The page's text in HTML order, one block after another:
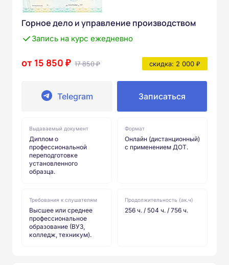
Горное дело и управление производством
Запись на курс ежедневно
от 15 850 ₽ 17 850 ₽ скидка: 2 000 ₽
Telegram Записаться
Выдаваемый документ
Диплом о
профессиональной
переподготовке
установленного
образца.
Формат
Онлайн (дистанционный)
с применением ДОТ.
Требования к слушателям
Высшее или среднее
профессиональное
образование (ВУЗ,
колледж, техникум).
Продолжительность (ак.ч)
256 ч. / 504 ч. / 756 ч.